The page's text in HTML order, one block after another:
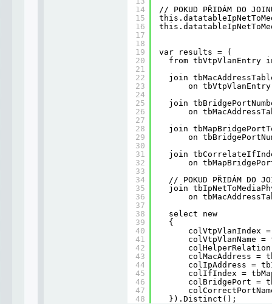
14
15
16
17
18
19
20
21
22
23
24
25
26
27
28
29
30
31
32
33
34
35
36
37
38
39
40
41
42
43
44
45
46
47
48
// POKUD PŘIDÁM DO
var results = (
from tbVtpVlanEntry
join
on
join
on
join
on
join
on
// POKUD PŘIDÁM DO
join
on
select new
{
colVtpVlanIndex
colVtpVlanName
colMacAddress =
colIpAddress =
colIfIndex =
colBridgePort =
}).Distinct();